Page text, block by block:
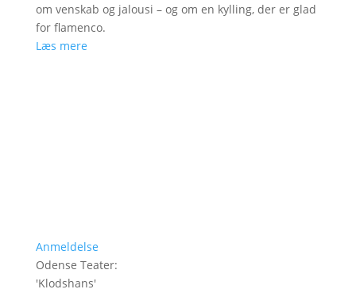
om venskab og jalousi – og om en kylling, der er glad
for flamenco.
Læs mere
Anmeldelse
Odense Teater:
'Klodshans'